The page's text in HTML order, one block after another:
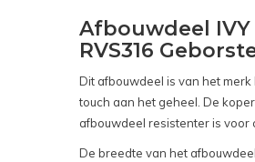
Afbouwdeel
RVS316
Dit afbouwdeel is van het
touch aan het geheel. De
afbouwdeel resistenter is voor
De breedte van het